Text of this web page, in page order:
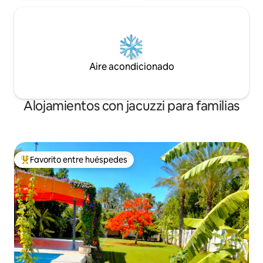
Aire acondicionado
Alojamientos con jacuzzi para familias
Favorito entre los huéspedes más destacados
Favorito entre huéspedes